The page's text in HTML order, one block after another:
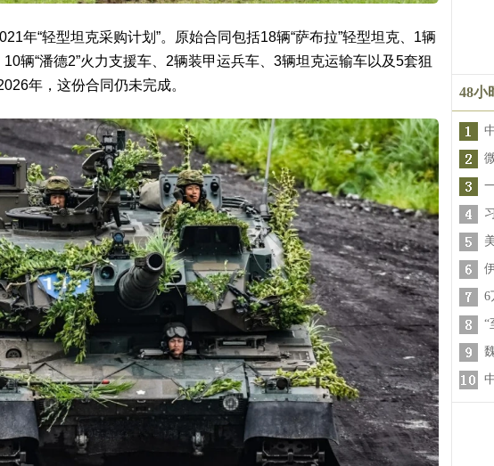
年“轻型坦克采购计划”。原始合同包括18辆“萨布拉”轻型坦克、1辆
辆“潘德2”火力支援车、2辆装甲运兵车、3辆坦克运输车以及5套狙
年，这份合同仍未完成。
48小
6
“